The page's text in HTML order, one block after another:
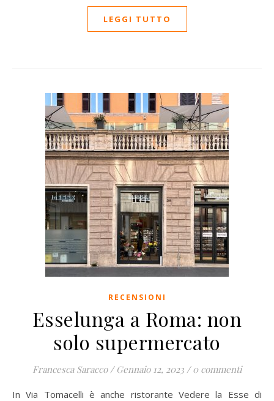
LEGGI TUTTO
RECENSIONI
Esselunga a Roma: non
solo supermercato
Francesca Saracco / Gennaio 12, 2023 / 0 commenti
In Via Tomacelli è anche ristorante Vedere la Esse di